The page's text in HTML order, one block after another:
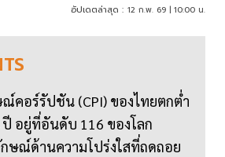
อัปเดตล่าสุด : 12 ก.พ. 69 | 10:00 น.
คอร์รัปชัน (CPI) ของไทยตกต่ำ
อยู่ที่อันดับ 116 ของโลก
ษณ์ด้านความโปร่งใสที่ถดถอย